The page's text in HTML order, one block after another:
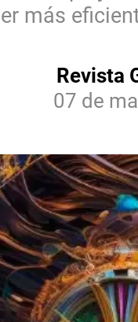
más
Revista
07 de